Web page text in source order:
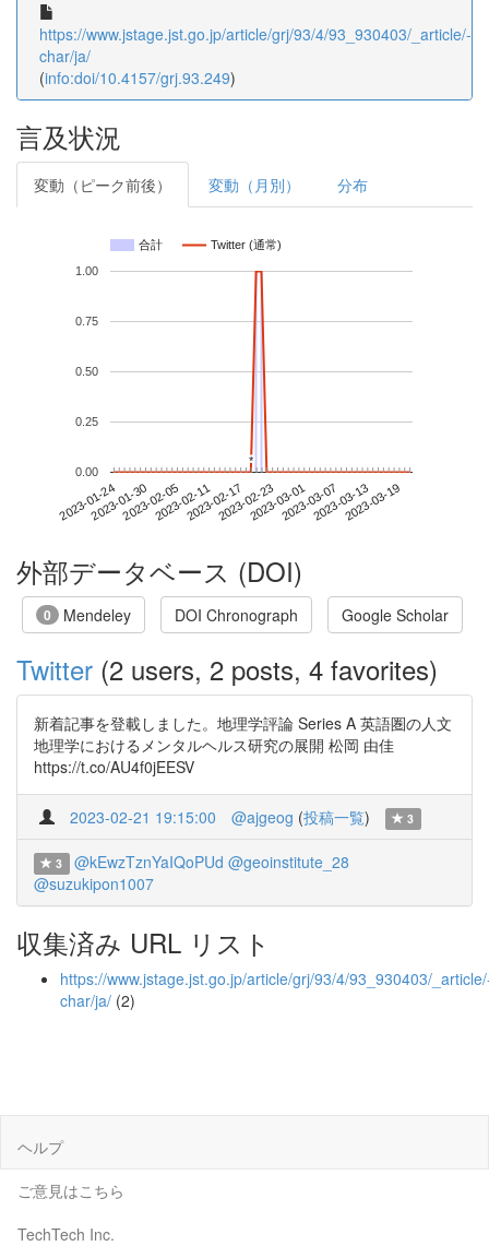
https://www.jstage.jst.go.jp/article/grj/93/4/93_930403/_article/-
char/ja/
(info:doi/10.4157/grj.93.249)
言及状況
変動（ピーク前後） 変動（月別） 分布
合計 Twitter (通常)
2023-01-242023-01-302023-02-052023-02-112023-02-172023-02-232023-03-012023-03-072023-03-132023-03-19
0.00
0.25
0.50
0.75
1.00
**
外部データベース (DOI)
0 Mendeley DOI Chronograph Google Scholar
Twitter (2 users, 2 posts, 4 favorites)
新着記事を登載しました。地理学評論 Series A 英語圏の人文
地理学におけるメンタルヘルス研究の展開 松岡 由佳
https://t.co/AU4f0jEESV
2023-02-21 19:15:00 @ajgeog (投稿一覧) 3
3 @kEwzTznYaIQoPUd @geoinstitute_28
@suzukipon1007
収集済み URL リスト
https://www.jstage.jst.go.jp/article/grj/93/4/93_930403/
char/ja/ (2)
ヘルプ
ご意見はこちら
TechTech Inc.